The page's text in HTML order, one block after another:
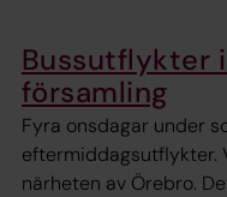
Bussutflykter
församling
Fyra onsdagar under
eftermiddagsutflykter.
närheten av Örebro.